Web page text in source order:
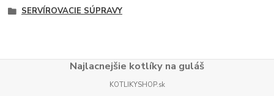
SERVÍROVACIE SÚPRAVY
Najlacnejšie kotlíky na guláš
KOTLIKYSHOP.sk